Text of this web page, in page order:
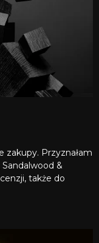
zakupy. Przyznałam
&
także do